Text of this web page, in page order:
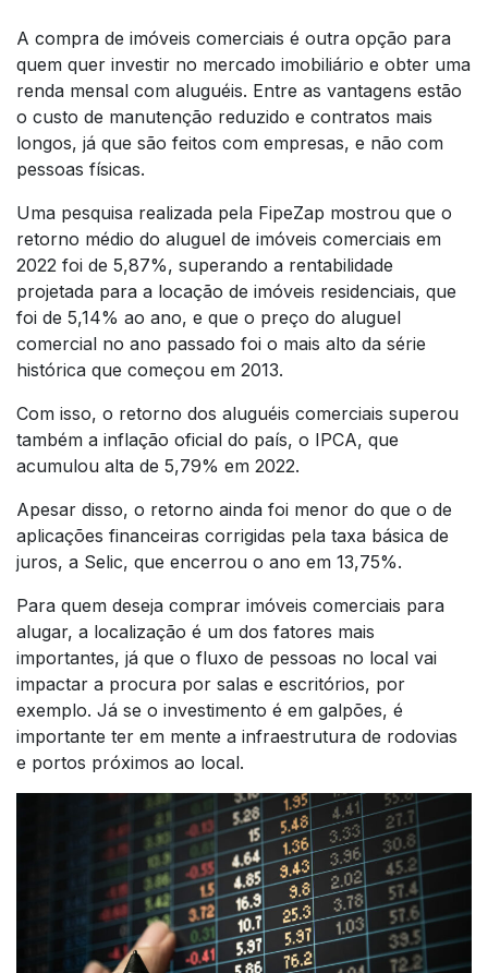
A compra de imóveis comerciais é outra opção para
quem quer investir no mercado imobiliário e obter uma
renda mensal com aluguéis. Entre as vantagens estão
o custo de manutenção reduzido e contratos mais
longos, já que são feitos com empresas, e não com
pessoas físicas.
Uma pesquisa realizada pela FipeZap mostrou que o
retorno médio do aluguel de imóveis comerciais em
2022 foi de 5,87%, superando a rentabilidade
projetada para a locação de imóveis residenciais, que
foi de 5,14% ao ano, e que o preço do aluguel
comercial no ano passado foi o mais alto da série
histórica que começou em 2013.
Com isso, o retorno dos aluguéis comerciais superou
também a inflação oficial do país, o IPCA, que
acumulou alta de 5,79% em 2022.
Apesar disso, o retorno ainda foi menor do que o de
aplicações financeiras corrigidas pela taxa básica de
juros, a Selic, que encerrou o ano em 13,75%.
Para quem deseja comprar imóveis comerciais para
alugar, a localização é um dos fatores mais
importantes, já que o fluxo de pessoas no local vai
impactar a procura por salas e escritórios, por
exemplo. Já se o investimento é em galpões, é
importante ter em mente a infraestrutura de rodovias
e portos próximos ao local.